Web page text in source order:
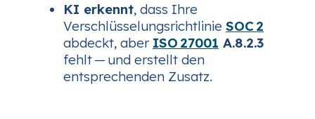
KI erkennt, dass Ihre
Verschlüsselungsrichtlinie SOC 2
abdeckt, aber ISO 27001 A.8.2.3
fehlt — und erstellt den
entsprechenden Zusatz.